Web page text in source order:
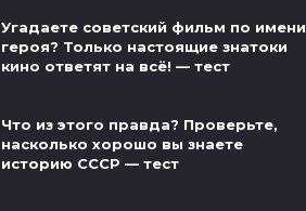
Угадаете советский фильм по имени
героя? Только настоящие знатоки
кино ответят на всё! — тест
Что из этого правда? Проверьте,
насколько хорошо вы знаете
историю СССР — тест